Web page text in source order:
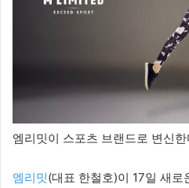
엠리밋이 스포츠 브랜드로 변신한
엠리밋(대표 한철호)이 17일 새로